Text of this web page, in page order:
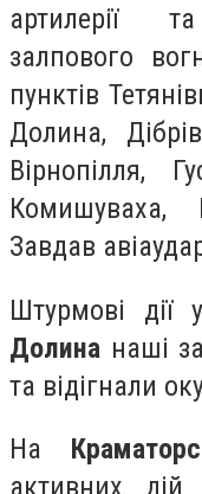
артилерії
залпового
пунктів
Долина,
Вірнопілля,
Комишуваха,
Завдав
Штурмові дії
Долина наші
та відігнали
На
активних